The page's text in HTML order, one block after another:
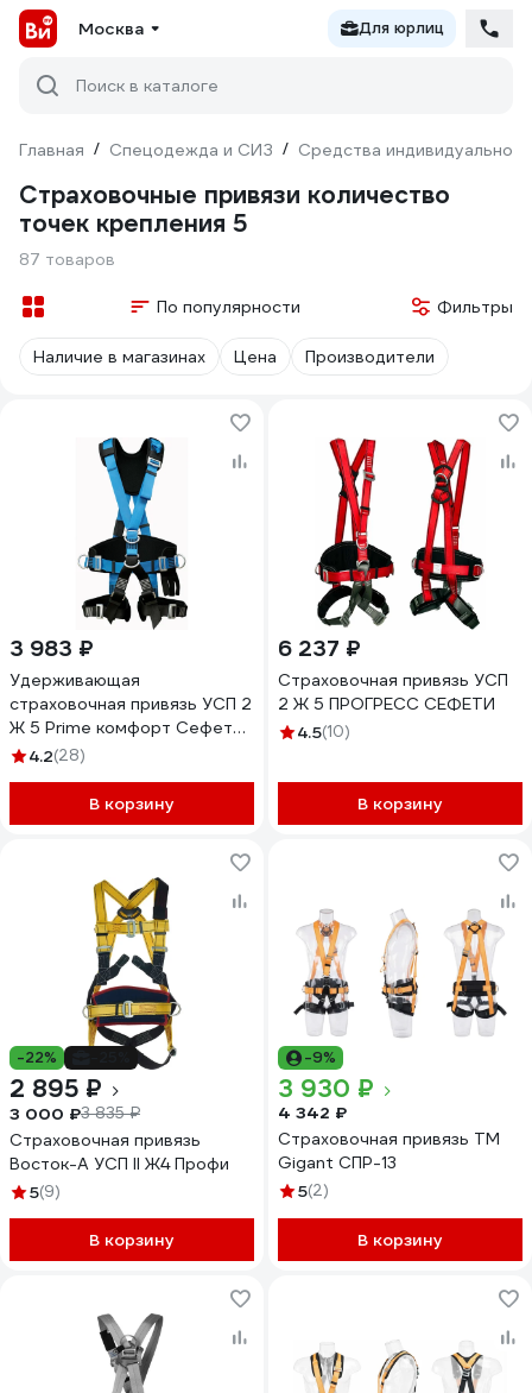
Москва Для юрлиц
Поиск в каталоге
Главная / Спецодежда и СИЗ / Средства индивидуальной
Страховочные привязи количество
точек крепления 5
87 товаров
По популярности Фильтры
Наличие в магазинах Цена Производители
3 983 ₽
Удерживающая
страховочная привязь УСП 2
Ж 5 Prime комфорт Сефети
Прайм
4.2(28)
В корзину
6 237 ₽
Страховочная привязь УСП
2 Ж 5 ПРОГРЕСС СЕФЕТИ
4.5(10)
В корзину
-22%
2 895 ₽
3 000 ₽3 835 ₽
Страховочная привязь
Восток-А УСП II Ж4 Профи
5(9)
В корзину
-9%
3 930 ₽
4 342 ₽
Страховочная привязь ТМ
Gigant СПР-13
5(2)
В корзину